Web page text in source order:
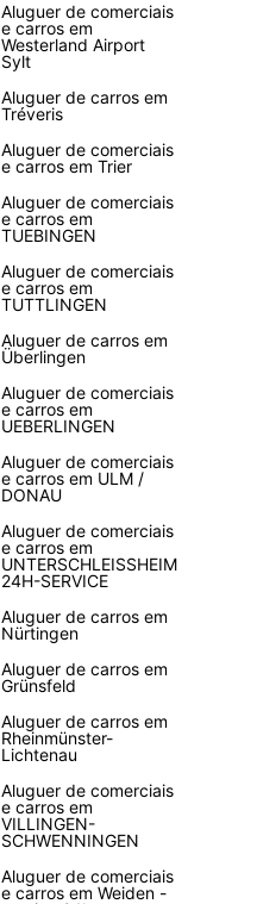
Aluguer de comerciais
e carros em
Westerland Airport
Sylt
Aluguer de carros em
Tréveris
Aluguer de comerciais
e carros em Trier
Aluguer de comerciais
e carros em
TUEBINGEN
Aluguer de comerciais
e carros em
TUTTLINGEN
Aluguer de carros em
Überlingen
Aluguer de comerciais
e carros em
UEBERLINGEN
Aluguer de comerciais
e carros em ULM /
DONAU
Aluguer de comerciais
e carros em
UNTERSCHLEISSHEIM
24H-SERVICE
Aluguer de carros em
Nürtingen
Aluguer de carros em
Grünsfeld
Aluguer de carros em
Rheinmünster-
Lichtenau
Aluguer de comerciais
e carros em
VILLINGEN-
SCHWENNINGEN
Aluguer de comerciais
e carros em Weiden -